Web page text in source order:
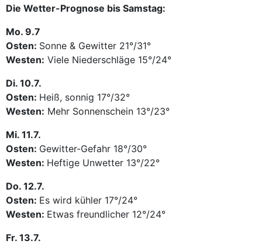
Die Wetter-Prognose bis Samstag:
Mo. 9.7
Osten: Sonne & Gewitter 21°/31°
Westen: Viele Niederschläge 15°/24°
Di. 10.7.
Osten: Heiß, sonnig 17°/32°
Westen: Mehr Sonnenschein 13°/23°
Mi. 11.7.
Osten: Gewitter-Gefahr 18°/30°
Westen: Heftige Unwetter 13°/22°
Do. 12.7.
Osten: Es wird kühler 17°/24°
Westen: Etwas freundlicher 12°/24°
Fr. 13.7.